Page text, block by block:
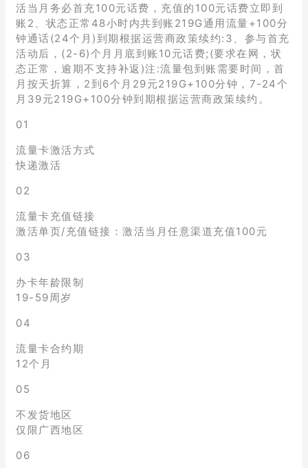
活当月务必首充100元话费，充值的100元话费立即到
账2、状态正常48小时内共到账219G通用流量+100分
钟通话(24个月)到期根据运营商政策续约:3、参与首充
活动后，(2-6)个月月底到账10元话费;(要求在网，状
态正常，逾期不支持补返)注:流量包到账需要时间，首
月按天折算，2到6个月29元219G+100分钟，7-24个
月39元219G+100分钟到期根据运营商政策续约。
01
流量卡激活方式
快递激活
02
流量卡充值链接
激活单页/充值链接：激活当月任意渠道充值100元
03
办卡年龄限制
19-59周岁
04
流量卡合约期
12个月
05
不发货地区
仅限广西地区
06